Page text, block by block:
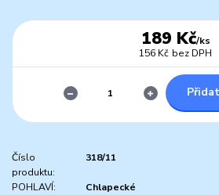
189 Kč/ks
156 Kč bez DPH
Číslo
produktu:
318/11
POHLAVÍ:
Chlapecké